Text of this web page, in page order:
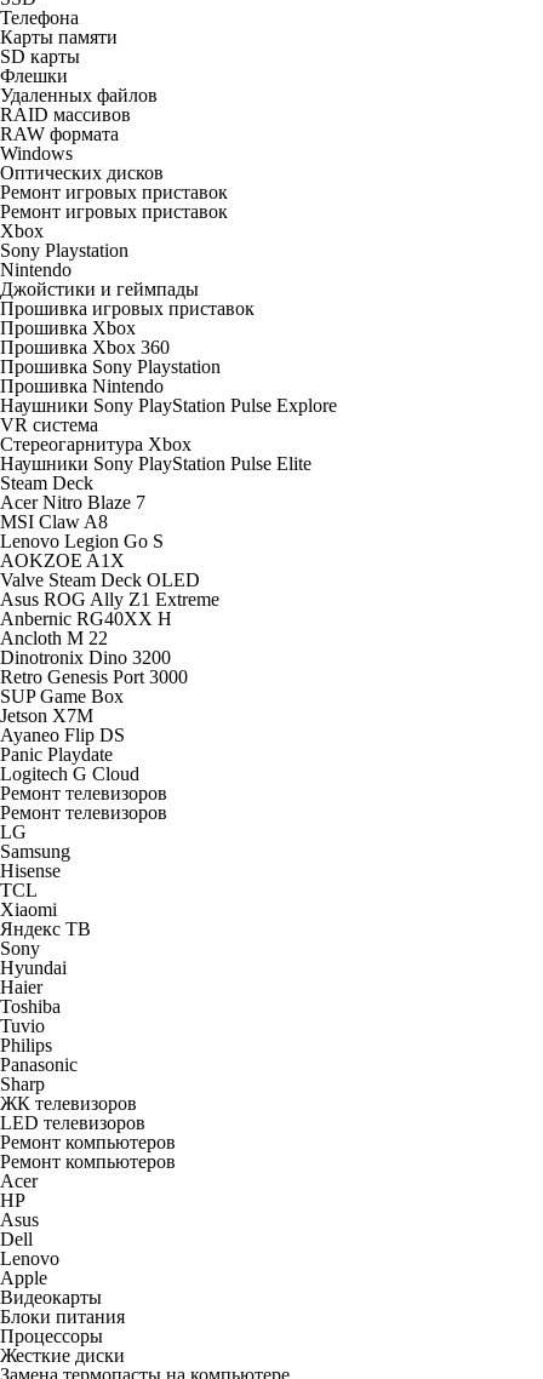
Телефона
Карты памяти
SD карты
Флешки
Удаленных файлов
RAID массивов
RAW формата
Windows
Оптических дисков
Ремонт игровых приставок
Ремонт игровых приставок
Xbox
Sony Playstation
Nintendo
Джойстики и геймпады
Прошивка игровых приставок
Прошивка Xbox
Прошивка Xbox 360
Прошивка Sony Playstation
Прошивка Nintendo
Наушники Sony PlayStation Pulse Explore
VR система
Стереогарнитура Xbox
Наушники Sony PlayStation Pulse Elite
Steam Deck
Acer Nitro Blaze 7
MSI Claw A8
Lenovo Legion Go S
AOKZOE A1X
Valve Steam Deck OLED
Asus ROG Ally Z1 Extreme
Anbernic RG40XX H
Ancloth М 22
Dinotronix Dino 3200
Retro Genesis Port 3000
SUP Game Box
Jetson X7M
Ayaneo Flip DS
Panic Playdate
Logitech G Cloud
Ремонт телевизоров
Ремонт телевизоров
LG
Samsung
Hisense
TCL
Xiaomi
Яндекс ТВ
Sony
Hyundai
Haier
Toshiba
Tuvio
Philips
Panasonic
Sharp
ЖК телевизоров
LED телевизоров
Ремонт компьютеров
Ремонт компьютеров
Acer
HP
Asus
Dell
Lenovo
Apple
Видеокарты
Блоки питания
Процессоры
Жесткие диски
Замена термопасты на компьютере